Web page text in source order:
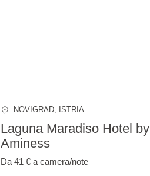
NOVIGRAD, ISTRIA
Laguna Maradiso Hotel by
Aminess
Da 41 € a camera/note